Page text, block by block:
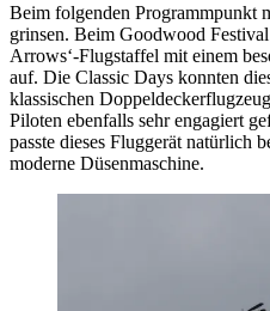
Beim folgenden Programmpunkt
grinsen. Beim Goodwood
Arrows‘-Flugstaffel mit einem
auf. Die Classic Days konnten
klassischen
Piloten ebenfalls sehr engagiert
passte dieses Fluggerät natürlich
moderne Düsenmaschine.